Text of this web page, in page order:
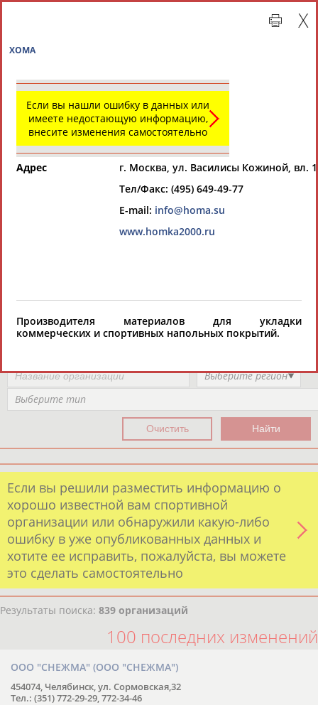
Главная » Организации спортивной отрасли
СВОДНЫЕ ИНДЕКСЫ
ТАБЛО АКТИВНОСТИ
Выберите другой тип организаций
Выберите регион
Выберите тип
Если вы решили разместить информацию о
хорошо известной вам спортивной
организации или обнаружили какую-либо
ошибку в уже опубликованных данных и
хотите ее исправить, пожалуйста, вы можете
это сделать самостоятельно
Результаты поиска: 839 организаций
100 последних изменений
ООО "СНЕЖМА" (ООО "СНЕЖМА")
454074, Челябинск, ул. Сормовская,32
Тел.: (351) 772-29-29, 772-34-46
Если вы нашли ошибку в данных или
имеете недостающую информацию,
внесите изменения самостоятельно
Адрес
г. Москва, ул. Василисы Кожиной, вл.
Тел/Факс: (495) 649-49-77
E-mail: info@homa.su
www.homka2000.ru
Производителя материалов для укладки
коммерческих и спортивных напольных покрытий.